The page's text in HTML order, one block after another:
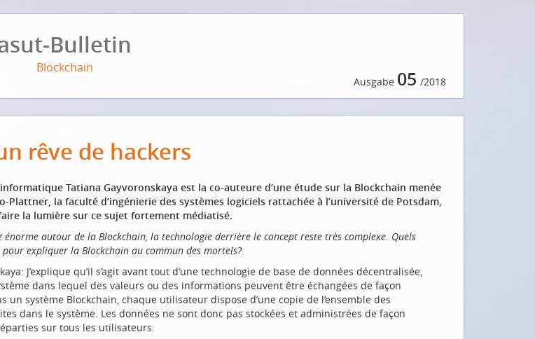
Bulletin
Blockchain
Ausgabe 05 /2018
rêve de hackers
Tatiana Gayvoronskaya est la co-auteure d’une étude sur la Blockchain menée
Plattner, la faculté d’ingénierie des systèmes logiciels rattachée à l’université de Potsdam,
la lumière sur ce sujet fortement médiatisé.
énorme autour de la Blockchain, la technologie derrière le concept reste très complexe. Quels
expliquer la Blockchain au commun des mortels?
J’explique qu’il s’agit avant tout d’une technologie de base de données décentralisée,
dans lequel des valeurs ou des informations peuvent être échangées de façon
un système Blockchain, chaque utilisateur dispose d’une copie de l’ensemble des
dans le système. Les données ne sont donc pas stockées et administrées de façon
sur tous les utilisateurs.